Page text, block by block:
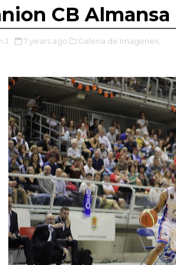
CB Almansa
J. 7 years ago Galeria de Imagenes,